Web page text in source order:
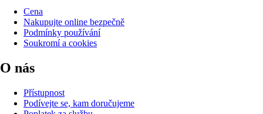
Cena
Nakupujte online bezpečně
Podmínky používání
Soukromí a cookies
O nás
Přístupnost
Podívejte se, kam doručujeme